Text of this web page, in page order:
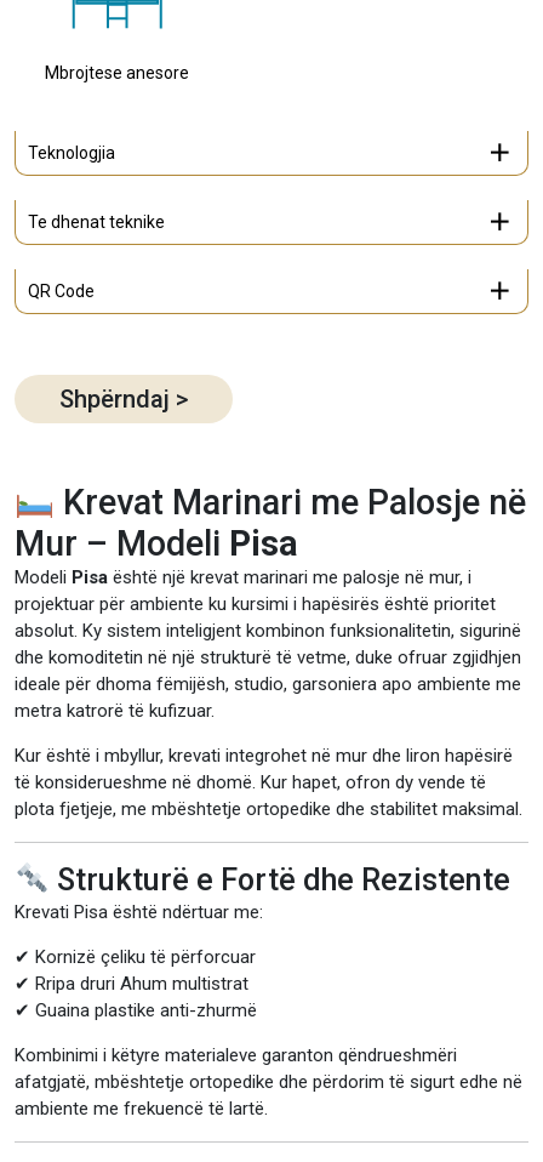
Mbrojtese anesore
Teknologjia
Te dhenat teknike
QR Code
Shpërndaj >
Krevat Marinari me Palosje në
Mur – Modeli Pisa
Modeli Pisa është një krevat marinari me palosje në mur, i
projektuar për ambiente ku kursimi i hapësirës është prioritet
absolut. Ky sistem inteligjent kombinon funksionalitetin, sigurinë
dhe komoditetin në një strukturë të vetme, duke ofruar zgjidhjen
ideale për dhoma fëmijësh, studio, garsoniera apo ambiente me
metra katrorë të kufizuar.
Kur është i mbyllur, krevati integrohet në mur dhe liron hapësirë
të konsiderueshme në dhomë. Kur hapet, ofron dy vende të
plota fjetjeje, me mbështetje ortopedike dhe stabilitet maksimal.
Strukturë e Fortë dhe Rezistente
Krevati Pisa është ndërtuar me:
✔ Kornizë çeliku të përforcuar
✔ Rripa druri Ahum multistrat
✔ Guaina plastike anti-zhurmë
Kombinimi i këtyre materialeve garanton qëndrueshmëri
afatgjatë, mbështetje ortopedike dhe përdorim të sigurt edhe në
ambiente me frekuencë të lartë.